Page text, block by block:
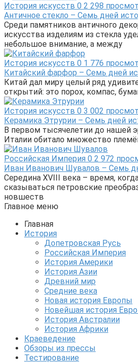
История искусств 0 2 298
Античное стекло – Семь дней
Среди памятников античного
искусства изделиям из стекла
небольшое внимание, а между
История искусств 0 1 776
Китайский фарфор – Семь дней
Китай дал миру целый ряд
открытий: это порох, компас,
История искусств 0 3 002
Керамика Этрурии – Семь дней
В первом тысячелетии до нашей
Италии обитало множество
Российская Империя 0 2 972
Иван Иванович Шувалов – Семь
Середина XVIII века – время,
сказываться петровские
новшеств
Главное меню
Главная
История
Допетровская Русь
Российская Империя
История Америки
История Азии
Древний мир
Средние века
Новая история Европы
Новейшая история
История Австралии
История Африки
Краеведение
Обзоры из прессы
Тестирование